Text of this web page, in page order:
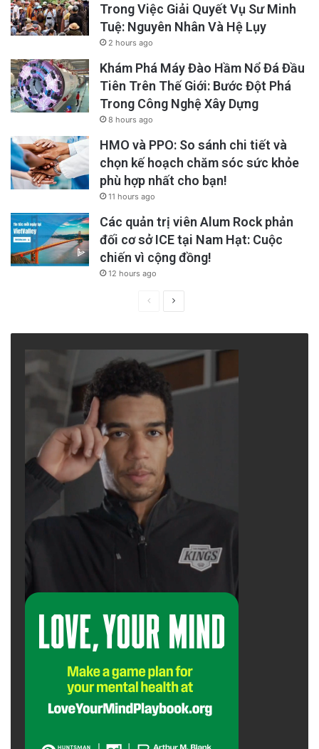
Trong Việc Giải Quyết Vụ Sư Minh
Tuệ: Nguyên Nhân Và Hệ Lụy
2 hours ago
Khám Phá Máy Đào Hầm Nổ Đá Đầu
Tiên Trên Thế Giới: Bước Đột Phá
Trong Công Nghệ Xây Dựng
8 hours ago
HMO và PPO: So sánh chi tiết và
chọn kế hoạch chăm sóc sức khỏe
phù hợp nhất cho bạn!
11 hours ago
Các quản trị viên Alum Rock phản
đối cơ sở ICE tại Nam Hạt: Cuộc
chiến vì cộng đồng!
12 hours ago
PreviousNext